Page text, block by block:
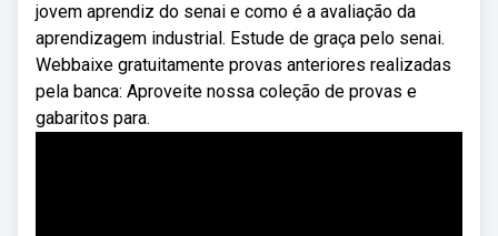
jovem aprendiz do senai e como é a avaliação da
aprendizagem industrial. Estude de graça pelo senai.
Webbaixe gratuitamente provas anteriores realizadas
pela banca: Aproveite nossa coleção de provas e
gabaritos para.